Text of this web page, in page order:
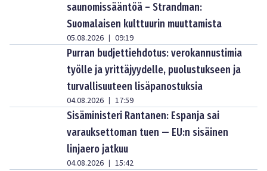
saunomissääntöä – Strandman:
Suomalaisen kulttuurin muuttamista
05.08.2026 | 09:19
Purran budjettiehdotus: verokannustimia
työlle ja yrittäjyydelle, puolustukseen ja
turvallisuuteen lisäpanostuksia
04.08.2026 | 17:59
Sisäministeri Rantanen: Espanja sai
varauksettoman tuen — EU:n sisäinen
linjaero jatkuu
04.08.2026 | 15:42